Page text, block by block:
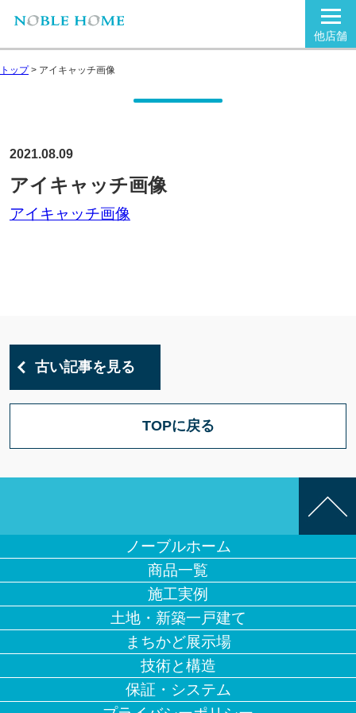
他店舗
トップ> アイキャッチ画像
2021.08.09
アイキャッチ画像
アイキャッチ画像
古い記事を見る
TOPに戻る
ノーブルホーム
商品一覧
施工実例
土地・新築一戸建て
まちかど展示場
技術と構造
保証・システム